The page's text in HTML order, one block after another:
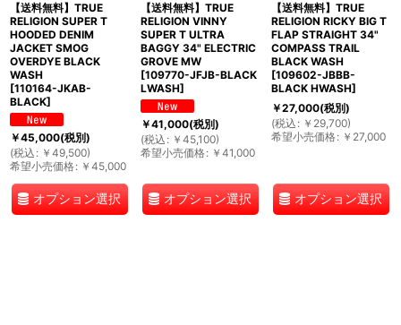
【送料無料】TRUE
RELIGION SUPER T
HOODED DENIM
JACKET SMOG
OVERDYE BLACK
WASH
[110164-JKAB-
BLACK]
￥45,000(税別)
(税込 : ￥ 49,500)
希望小売価格: ￥ 45,000
オプション選択
【送料無料】TRUE
RELIGION VINNY
SUPER T ULTRA
BAGGY 34" ELECTRIC
GROVE MW
[109770-JFJB-BLACK
LWASH]
￥41,000(税別)
(税込 : ￥ 45,100)
希望小売価格: ￥ 41,000
オプション選択
【送料無料】TRUE
RELIGION RICKY BIG T
FLAP STRAIGHT 34"
COMPASS TRAIL
BLACK WASH
[109602-JBBB-
BLACK HWASH]
￥27,000(税別)
(税込 : ￥ 29,700)
希望小売価格: ￥ 27,000
オプション選択